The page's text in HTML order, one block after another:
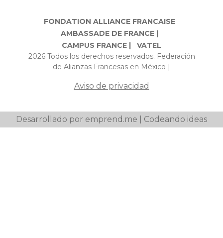
FONDATION ALLIANCE FRANCAISE
AMBASSADE DE FRANCE |
CAMPUS FRANCE |
VATEL
2026 Todos los derechos reservados. Federación
de Alianzas Francesas en México |
Aviso de privacidad
Desarrollado por emprend.me | Codeando ideas